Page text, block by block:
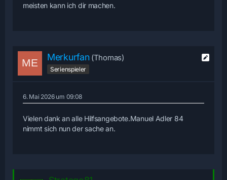
meisten kann ich dir machen.
Merkurfan (Thomas)
Serienspieler
6. Mai 2026 um 09:08
Vielen dank an alle Hilfsangebote.Manuel Adler 84
nimmt sich nun der sache an.